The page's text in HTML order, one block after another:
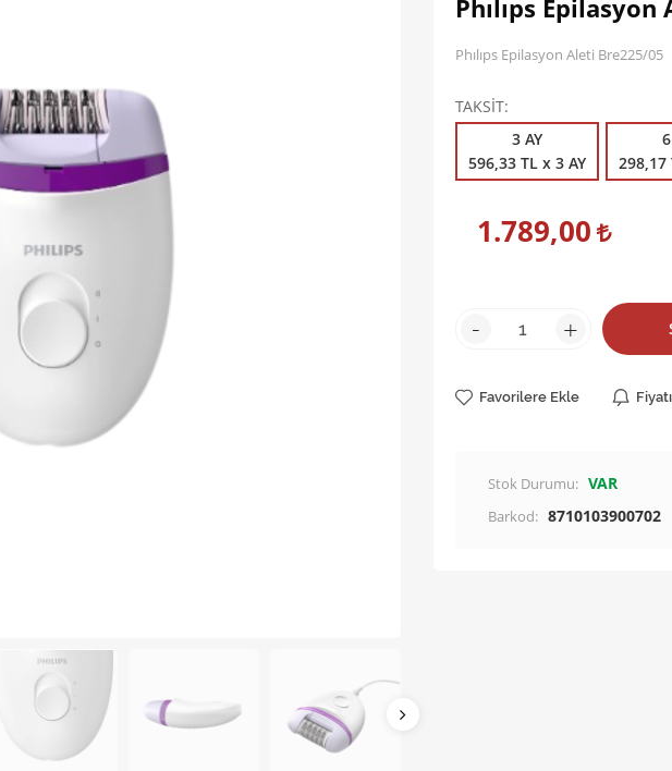
Phılıps
Phılıps Epilasyon Aleti Bre225/05
TAKSİT
3 AY
596,33 TL x 3 AY
298,17
1.789,00
- +
Favorilere Ekle
Stok Durumu: VAR
Barkod: 8710103900702